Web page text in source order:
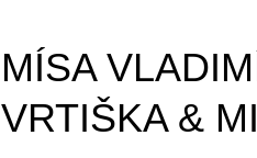
MÍSA
VRTIŠKA &